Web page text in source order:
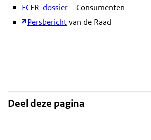
ECER-dossier– Consumenten
Persberichtvan de Raad
Deel deze pagina